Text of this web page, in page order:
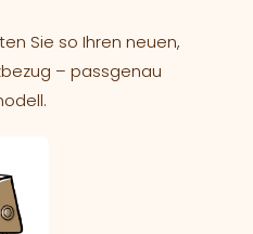
Sie so Ihren neuen,
– passgenau